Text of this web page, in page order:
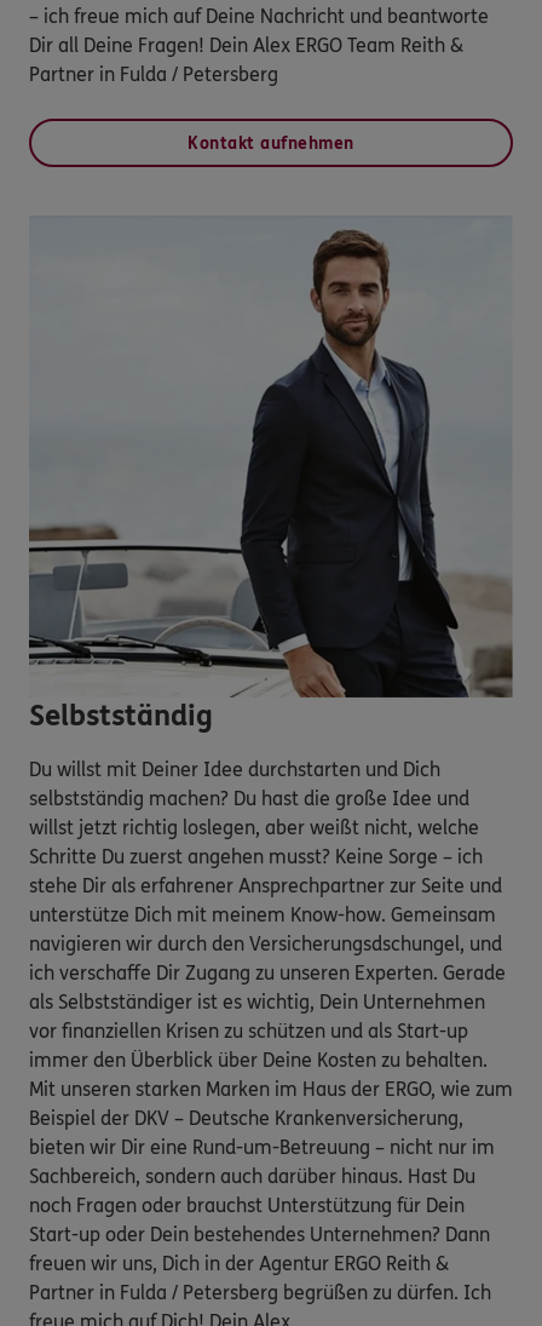
– ich freue mich auf Deine Nachricht und beantworte
Dir all Deine Fragen! Dein Alex ERGO Team Reith &
Partner in Fulda / Petersberg
Kontakt aufnehmen
Selbstständig
Du willst mit Deiner Idee durchstarten und Dich
selbstständig machen? Du hast die große Idee und
willst jetzt richtig loslegen, aber weißt nicht, welche
Schritte Du zuerst angehen musst? Keine Sorge – ich
stehe Dir als erfahrener Ansprechpartner zur Seite und
unterstütze Dich mit meinem Know-how. Gemeinsam
navigieren wir durch den Versicherungsdschungel, und
ich verschaffe Dir Zugang zu unseren Experten. Gerade
als Selbstständiger ist es wichtig, Dein Unternehmen
vor finanziellen Krisen zu schützen und als Start-up
immer den Überblick über Deine Kosten zu behalten.
Mit unseren starken Marken im Haus der ERGO, wie zum
Beispiel der DKV – Deutsche Krankenversicherung,
bieten wir Dir eine Rund-um-Betreuung – nicht nur im
Sachbereich, sondern auch darüber hinaus. Hast Du
noch Fragen oder brauchst Unterstützung für Dein
Start-up oder Dein bestehendes Unternehmen? Dann
freuen wir uns, Dich in der Agentur ERGO Reith &
Partner in Fulda / Petersberg begrüßen zu dürfen. Ich